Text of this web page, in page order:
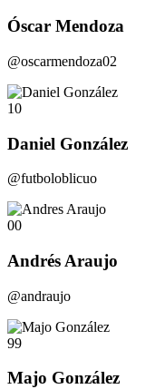
Óscar Mendoza
@oscarmendoza02
10
Daniel González
@futboloblicuo
00
Andrés Araujo
@andraujo
99
Majo González